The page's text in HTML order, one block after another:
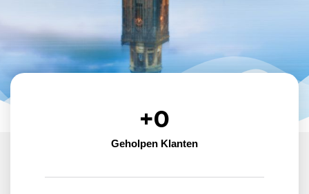
Geholpen Klanten
+0